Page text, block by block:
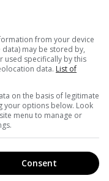
Кодий.
from your device
may be stored by,
used specifically by this
data. List of
on the basis of legitimate
your options below. Look
menu to manage or
Consent